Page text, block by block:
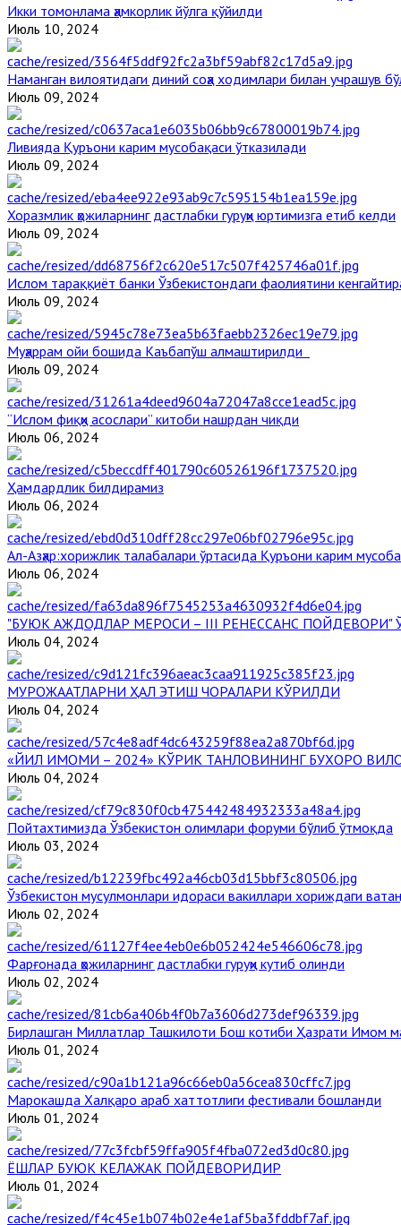
Икки томонлама ҳамкорлик йўлга қўйилди
Июль 10, 2024
Наманган вилоятидаги диний соҳа ходимлари билан учрашув
Июль 09, 2024
Ливияда Қуръони карим мусобақаси ўтказилади
Июль 09, 2024
Хоразмлик ҳожиларнинг дастлабки гуруҳи юртимизга етиб келди
Июль 09, 2024
Ислом тараққиёт банки Ўзбекистондаги фаолиятини
Июль 09, 2024
Муҳаррам ойи бошида Каъбапўш алмаштирилди
Июль 09, 2024
“Ислом фиқҳи асослари” китоби нашрдан чиқди
Июль 06, 2024
Ҳамдардлик билдирамиз
Июль 06, 2024
Aл-Aзҳар:хорижлик талабалари ўртасида Қуръони карим
Июль 06, 2024
"БУЮК АЖДОДЛАР МЕРОСИ – III РЕНЕССАНС
Июль 04, 2024
МУРОЖААТЛАРНИ ҲАЛ ЭТИШ ЧОРАЛАРИ КЎРИЛДИ
Июль 04, 2024
«ЙИЛ ИМОМИ – 2024» КЎРИК ТАНЛОВИНИНГ БУХОРО
Июль 04, 2024
Пойтахтимизда Ўзбекистон олимлари форуми бўлиб ўтмоқда
Июль 03, 2024
Ўзбекистон мусулмонлари идораси вакиллари хориждаги
Июль 02, 2024
Фарғонада ҳожиларнинг дастлабки гуруҳи кутиб олинди
Июль 02, 2024
Бирлашган Миллатлар Ташкилоти Бош котиби Ҳазрати Имом
Июль 01, 2024
Марокашда Халқаро араб хаттотлиги фестивали бошланди
Июль 01, 2024
ЁШЛАР БУЮК КЕЛАЖАК ПОЙДЕВОРИДИР
Июль 01, 2024